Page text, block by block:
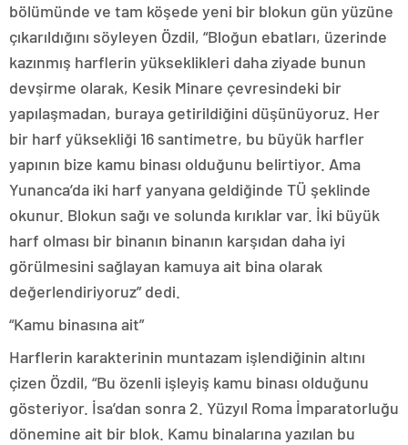
bölümünde ve tam köşede yeni bir blokun gün yüzüne
çıkarıldığını söyleyen Özdil, “Bloğun ebatları, üzerinde
kazınmış harflerin yükseklikleri daha ziyade bunun
devşirme olarak, Kesik Minare çevresindeki bir
yapılaşmadan, buraya getirildiğini düşünüyoruz. Her
bir harf yüksekliği 16 santimetre, bu büyük harfler
yapının bize kamu binası olduğunu belirtiyor. Ama
Yunanca’da iki harf yanyana geldiğinde TÜ şeklinde
okunur. Blokun sağı ve solunda kırıklar var. İki büyük
harf olması bir binanın binanın karşıdan daha iyi
görülmesini sağlayan kamuya ait bina olarak
değerlendiriyoruz” dedi.
“Kamu binasına ait”
Harflerin karakterinin muntazam işlendiğinin altını
çizen Özdil, “Bu özenli işleyiş kamu binası olduğunu
gösteriyor. İsa’dan sonra 2. Yüzyıl Roma İmparatorluğu
dönemine ait bir blok. Kamu binalarına yazılan bu